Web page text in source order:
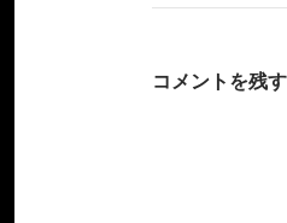
ゲ
コメントを残す